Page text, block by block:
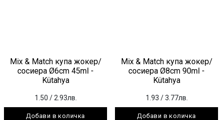
Mix & Match купа жокер/
сосиера Ø6cm 45ml -
Kütahya
1.50 / 2.93лв.
Добави в количка
Mix & Match купа жокер/
сосиера Ø8cm 90ml -
Kütahya
1.93 / 3.77лв.
Добави в количка